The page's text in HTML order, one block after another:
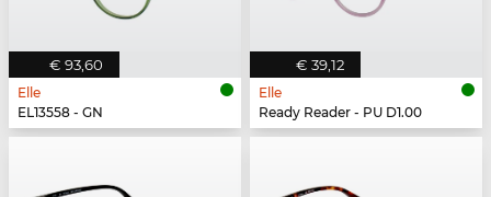
€ 93,60
Elle
EL13558 - GN
€ 39,12
Elle
Ready Reader - PU D1.00